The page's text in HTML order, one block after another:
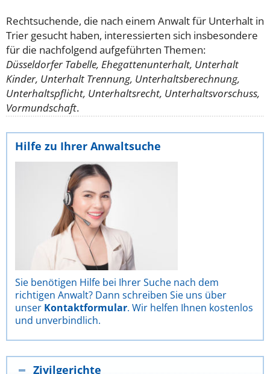
Rechtsuchende, die nach einem Anwalt für Unterhalt in
Trier gesucht haben, interessierten sich insbesondere
für die nachfolgend aufgeführten Themen:
Düsseldorfer Tabelle, Ehegattenunterhalt, Unterhalt
Kinder, Unterhalt Trennung, Unterhaltsberechnung,
Unterhaltspflicht, Unterhaltsrecht, Unterhaltsvorschuss,
Vormundschaft.
Hilfe zu Ihrer Anwaltsuche
Sie benötigen Hilfe bei Ihrer Suche nach dem
richtigen Anwalt? Dann schreiben Sie uns über
unser Kontaktformular. Wir helfen Ihnen kostenlos
und unverbindlich.
Zivilgerichte